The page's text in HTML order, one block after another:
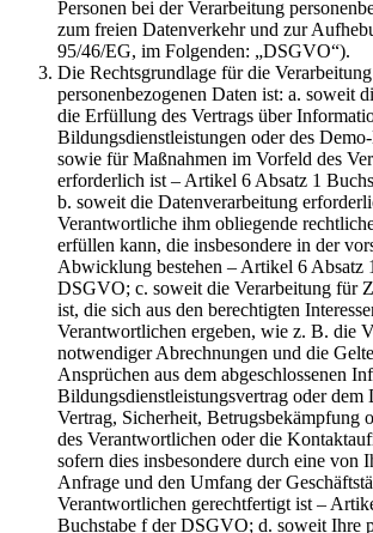
Personen bei der Verarbeitung
zum freien Datenverkehr und zur
95/46/EG, im Folgenden: „DSGVO“).
Die Rechtsgrundlage für die
personenbezogenen Daten ist: a. soweit
die Erfüllung des Vertrags über
Bildungsdienstleistungen oder des
sowie für Maßnahmen im Vorfeld des
erforderlich ist – Artikel 6 Absatz 1
b. soweit die Datenverarbeitung
Verantwortliche ihm obliegende
erfüllen kann, die insbesondere in der
Abwicklung bestehen – Artikel 6 Absatz
DSGVO; c. soweit die Verarbeitung für
ist, die sich aus den berechtigten
Verantwortlichen ergeben, wie z. B. die
notwendiger Abrechnungen und die
Ansprüchen aus dem abgeschlossenen
Bildungsdienstleistungsvertrag oder
Vertrag, Sicherheit, Betrugsbekämpfung
des Verantwortlichen oder die
sofern dies insbesondere durch eine von
Anfrage und den Umfang der
Verantwortlichen gerechtfertigt ist –
Buchstabe f der DSGVO; d. soweit Ihre